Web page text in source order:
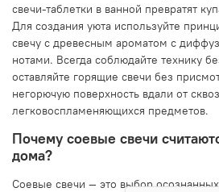
свечи-таблетки в ванной превратят
Для создания уюта используйте
свечу с древесным ароматом с
нотами. Всегда соблюдайте технику
оставляйте горящие свечи без
негорючую поверхность вдали от
легковоспламеняющихся предметов.
Почему соевые свечи
дома?
Соевые свечи — это выбор